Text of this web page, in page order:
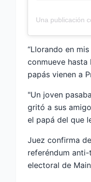
“Llorando en
conmueve hasta
papás vienen a
"Un joven
gritó a sus
el papá del que
Juez confirma
referéndum
electoral de